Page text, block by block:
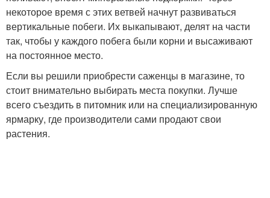
некоторое время с этих ветвей начнут развиваться
вертикальные побеги. Их выкапывают, делят на части
так, чтобы у каждого побега были корни и высаживают
на постоянное место.
Если вы решили приобрести саженцы в магазине, то
стоит внимательно выбирать места покупки. Лучше
всего съездить в питомник или на специализированную
ярмарку, где производители сами продают свои
растения.